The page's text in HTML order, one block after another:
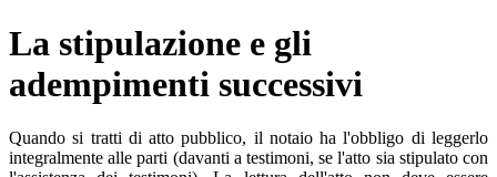
La stipulazione e gli
adempimenti successivi
Quando si tratti di atto pubblico, il notaio ha l'obbligo di leggerlo
integralmente alle parti (davanti a testimoni, se l'atto sia stipulato con